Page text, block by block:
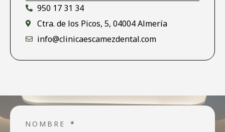
950 17 31 34
Ctra. de los Picos, 5, 04004 Almería
info@clinicaescamezdental.com
NOMBRE